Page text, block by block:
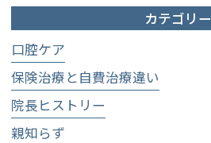
カテゴリー
口腔ケア
保険治療と自費治療違い
院長ヒストリー
親知らず